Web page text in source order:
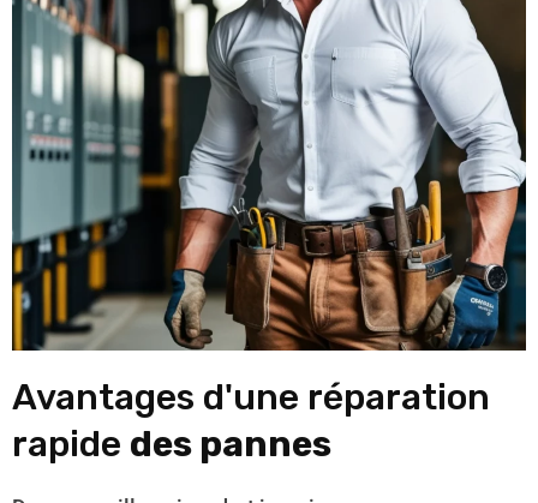
Avantages d'une réparation
rapide des pannes